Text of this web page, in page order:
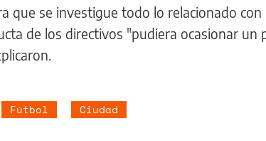
que se investigue todo lo relacionado con
de los directivos "pudiera ocasionar un
Fútbol Ciudad